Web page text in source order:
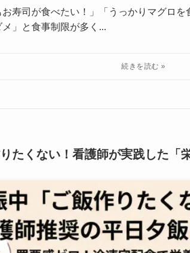
お寿司が食べたい！」「うっかりマグロ
」と食事制限が多く...
たくない！看護師が実践した「